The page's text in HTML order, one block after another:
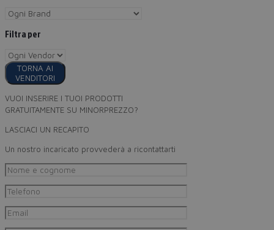
Filtra per
TORNA AI
VENDITORI
VUOI INSERIRE I TUOI PRODOTTI
GRATUITAMENTE SU MINORPREZZO?
LASCIACI UN RECAPITO
Un nostro incaricato provvederà a ricontattarti